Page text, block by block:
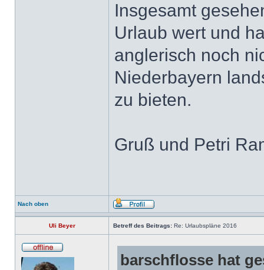
Insgesamt
Urlaub wert und
anglerisch noch
Niederbayern
zu bieten.
Gruß und Petri
Nach oben
Uli Beyer Betreff des Beitrags: Re: Urlaubspläne 2016
barschflosse hat